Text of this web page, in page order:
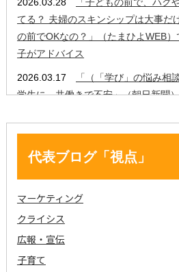
代表ブログ「視点」
マーケティング
クライシス
広報・宣伝
子育て